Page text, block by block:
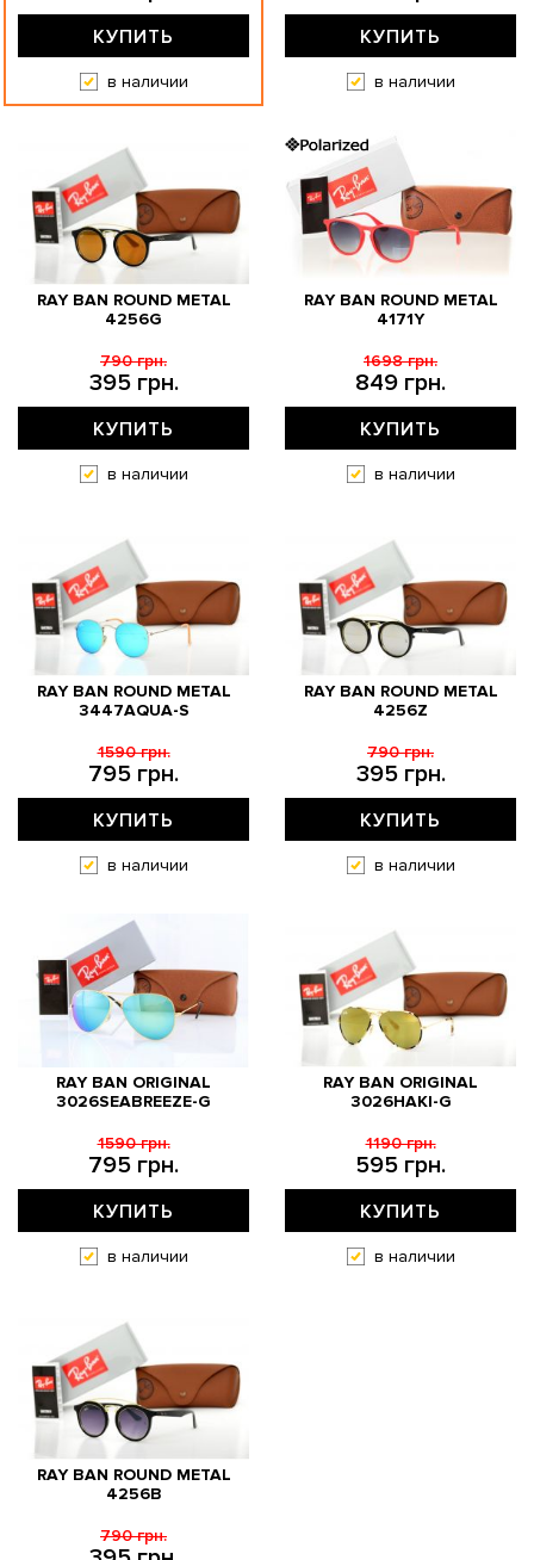
КУПИТЬ
в наличии
КУПИТЬ
в наличии
RAY BAN ROUND METAL
4256G
395 грн.
790 грн.
КУПИТЬ
в наличии
RAY BAN ROUND METAL
4171Y
849 грн.
1698 грн.
КУПИТЬ
в наличии
RAY BAN ROUND METAL
3447AQUA-S
795 грн.
1590 грн.
КУПИТЬ
в наличии
RAY BAN ROUND METAL
4256Z
395 грн.
790 грн.
КУПИТЬ
в наличии
RAY BAN ORIGINAL
3026SEABREEZE-G
795 грн.
1590 грн.
КУПИТЬ
в наличии
RAY BAN ORIGINAL
3026HAKI-G
595 грн.
1190 грн.
КУПИТЬ
в наличии
RAY BAN ROUND METAL
4256B
790 грн.